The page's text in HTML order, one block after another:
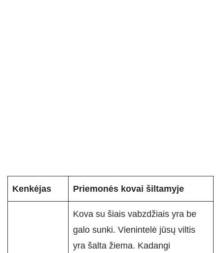
Kenkėjas Priemonės kovai šiltamyje
Kova su šiais vabzdžiais yra be
galo sunki. Vienintelė jūsų viltis
yra šalta žiema. Kadangi